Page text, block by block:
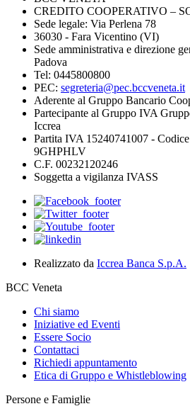
CREDITO COOPERATIVO –
Sede legale: Via Perlena 78
36030 - Fara Vicentino (VI)
Sede amministrativa e direzione
Padova
Tel: 0445800800
PEC: segreteria@pec.bccveneta.it
Aderente al Gruppo Bancario
Partecipante al Gruppo IVA
Iccrea
Partita IVA 15240741007 -
9GHPHLV
C.F. 00232120246
Soggetta a vigilanza IVASS
Realizzato da Iccrea Banca S.p.A.
BCC Veneta
Chi siamo
Iniziative ed Eventi
Essere Socio
Contattaci
Richiedi appuntamento
Etica di Gruppo e Whistleblowing
Persone e Famiglie